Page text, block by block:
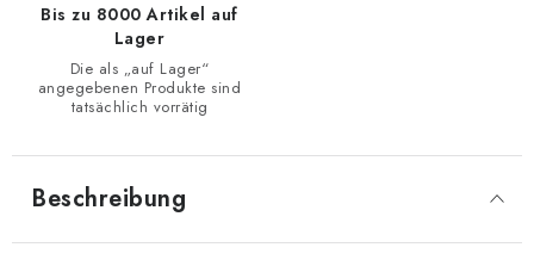
Bis zu 8000 Artikel auf
Lager
Die als „auf Lager“
angegebenen Produkte sind
tatsächlich vorrätig
Beschreibung